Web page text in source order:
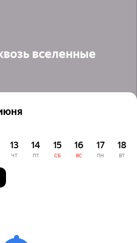
вселенные
13
ЧТ
14
ПТ
15
СБ
16
ВС
17
ПН
18
ВТ